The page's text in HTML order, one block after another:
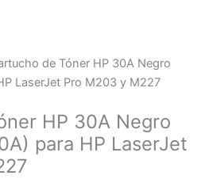
de Tóner HP 30A Negro
LaserJet Pro M203 y M227
HP 30A Negro
para HP LaserJet